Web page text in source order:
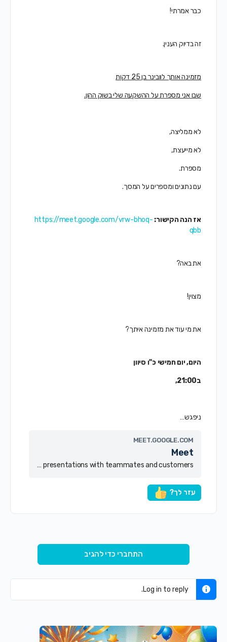
כבר אמרתי!
זה בדיוק הענין.
מזמינה אותך לוובינר בן 25 דקות
שבו אני מספרת על ההשקעה שלי בשוק ההון.
לא ממליצה,
לא מייעצת,
מספרת.
עם נתונים ומספרים על המסך.
אז הנה הקישור:https://meet.google.com/vrw-bhoq-
qbb
את באה?
מצוין!
את מי עוד את מזמינה איתך?
היום, יום חמישי כ"ו סיוון
ב21:00,
ניפגש…
MEET.GOOGLE.COM
Meet
Real-time meetings by Google. Using your browser, share your video, desktop, and presentations with teammates and customers.
עזר לך?
התחברי כדי להגיב
Log in to reply.